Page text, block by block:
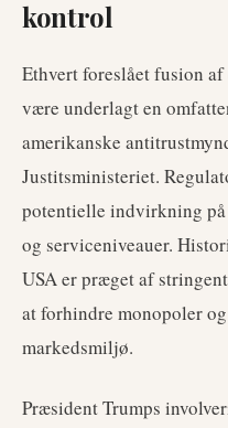
kontrol
Ethvert foreslået fusion
være underlagt en
amerikanske
Justitsministeriet.
potentielle indvirkning
og serviceniveauer.
USA er præget af
at forhindre monopoler
markedsmiljø.
Præsident Trumps